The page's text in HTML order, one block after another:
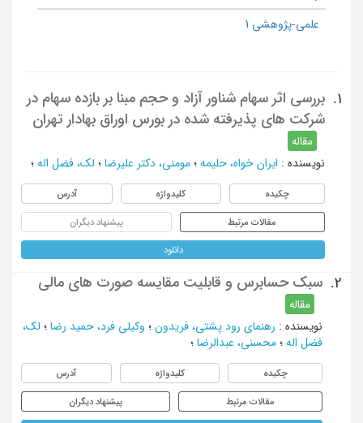
علمی-پژوهشی 1
1.
بررسی اثر سهام شناور آزاد و حجم مبنا بر بازده سهام در
شرکت های پذیرفته شده در بورس اوراق بهادار تهران
مقاله
نویسنده : ایران خواه، حلیمه ؛ مومنی، دکتر عليرضا ؛ لک، فضل اله ؛
چکیده کلیدواژه آدرس
مقالات مرتبط پیشنهاد دیگران
دانلود
2. سبک حسابرس و قابلیت مقایسه صورت های مالی
مقاله
نویسنده : رهنمای رود پشتی، فریدون ؛ وکیلی فرد، حمید رضا ؛ لک،
فضل اله ؛ محسنی، عبدالرضا ؛
چکیده کلیدواژه آدرس
مقالات مرتبط پیشنهاد دیگران